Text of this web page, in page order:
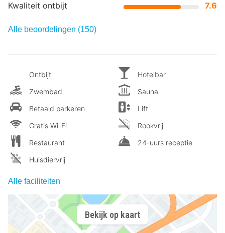
Kwaliteit ontbijt
7.6
Alle beoordelingen (150)
Ontbijt
Zwembad
Betaald parkeren
Gratis Wi-Fi
Restaurant
Huisdiervrij
Hotelbar
Sauna
Lift
Rookvrij
24-uurs receptie
Alle faciliteiten
Bekijk op kaart